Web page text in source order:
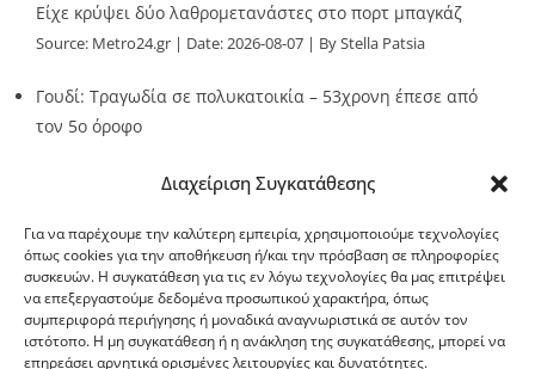
Διαχείριση Συγκατάθεσης
Για να παρέχουμε την καλύτερη εμπειρία, χρησιμοποιούμε τεχνολογίες
όπως cookies για την αποθήκευση ή/και την πρόσβαση σε πληροφορίες
συσκευών. Η συγκατάθεση για τις εν λόγω τεχνολογίες θα μας επιτρέψει
να επεξεργαστούμε δεδομένα προσωπικού χαρακτήρα, όπως
συμπεριφορά περιήγησης ή μοναδικά αναγνωριστικά σε αυτόν τον
ιστότοπο. Η μη συγκατάθεση ή η ανάκληση της συγκατάθεσης, μπορεί να
επηρεάσει αρνητικά ορισμένες λειτουργίες και δυνατότητες.
Είχε κρύψει δύο λαθρομετανάστες στο πορτ μπαγκάζ
Source: Metro24.gr Date: 2026-08-07 By Stella Patsia
Γουδί: Τραγωδία σε πολυκατοικία – 53χρονη έπεσε από
τον 5ο όροφο
G-point.gr